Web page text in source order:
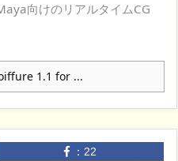
向けのリアルタイムCG
1.1 for ...
： 22